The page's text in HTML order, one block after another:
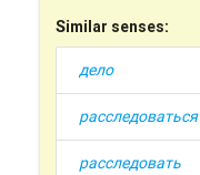
Similar senses:
дело
расследоваться
расследовать